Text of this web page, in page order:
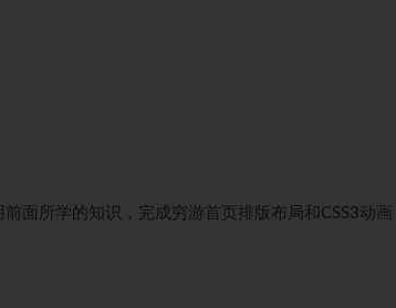
面所学的知识，完成穷游首页排版布局和CSS3动画